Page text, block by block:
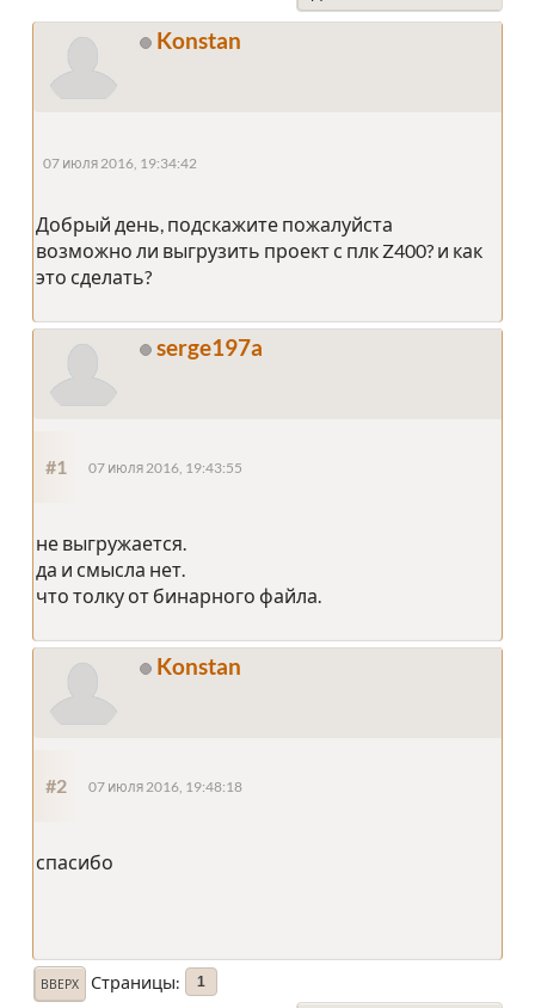
Konstan
07 июля 2016, 19:34:42
Добрый день, подскажите пожалуйста
возможно ли выгрузить проект с плк Z400? и как
это сделать?
serge197a
#1 07 июля 2016, 19:43:55
не выгружается.
да и смысла нет.
что толку от бинарного файла.
Konstan
#2 07 июля 2016, 19:48:18
спасибо
ВВЕРХ Страницы 1